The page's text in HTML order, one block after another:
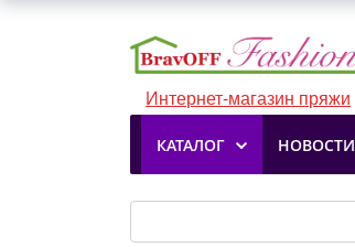
Интернет-магазин пряжи
КАТАЛОГ НОВОСТИ